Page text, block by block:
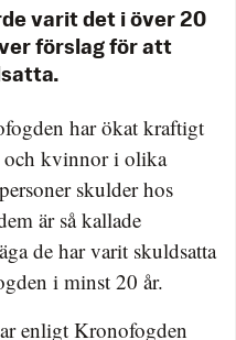
varit det i över 20
förslag för att
har ökat kraftigt
och kvinnor i olika
skulder hos
är så kallade
de har varit skuldsatta
i minst 20 år.
enligt Kronofogden